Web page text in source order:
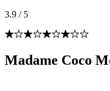
3.9 / 5
Madame Coco